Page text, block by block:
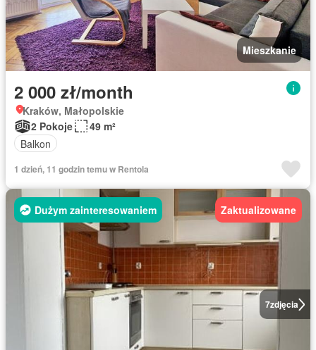
Mieszkanie
2 000 zł/month
Kraków, Małopolskie
2 Pokoje
49 m²
Balkon
1 dzień, 11 godzin temu w Rentola
7zdjęcia
Dużym zainteresowaniem Zaktualizowane